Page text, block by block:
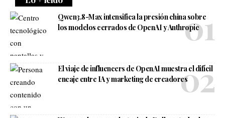
Qwen3.8-Max intensifica la presión china sobre
los modelos cerrados de OpenAI y Anthropic
El viaje de influencers de OpenAI muestra el difícil
encaje entre IA y marketing de creadores